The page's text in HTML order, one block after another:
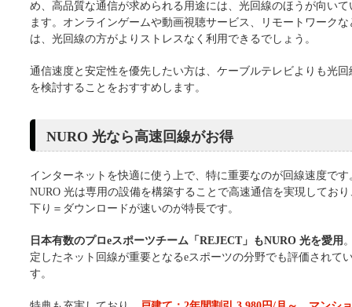
め、高品質な通信が求められる用途には、光回線のほうが向いて
ます。オンラインゲームや動画視聴サービス、リモートワークな
は、光回線の方がよりストレスなく利用できるでしょう。
通信速度と安定性を優先したい方は、ケーブルテレビよりも光回
を検討することをおすすめします。
NURO 光なら高速回線がお得
インターネットを快適に使う上で、特に重要なのが回線速度です
NURO 光は専用の設備を構築することで高速通信を実現しており
下り＝ダウンロードが速いのが特長です。
日本有数のプロeスポーツチーム「REJECT」もNURO 光を愛用
定したネット回線が重要となるeスポーツの分野でも評価されて
す。